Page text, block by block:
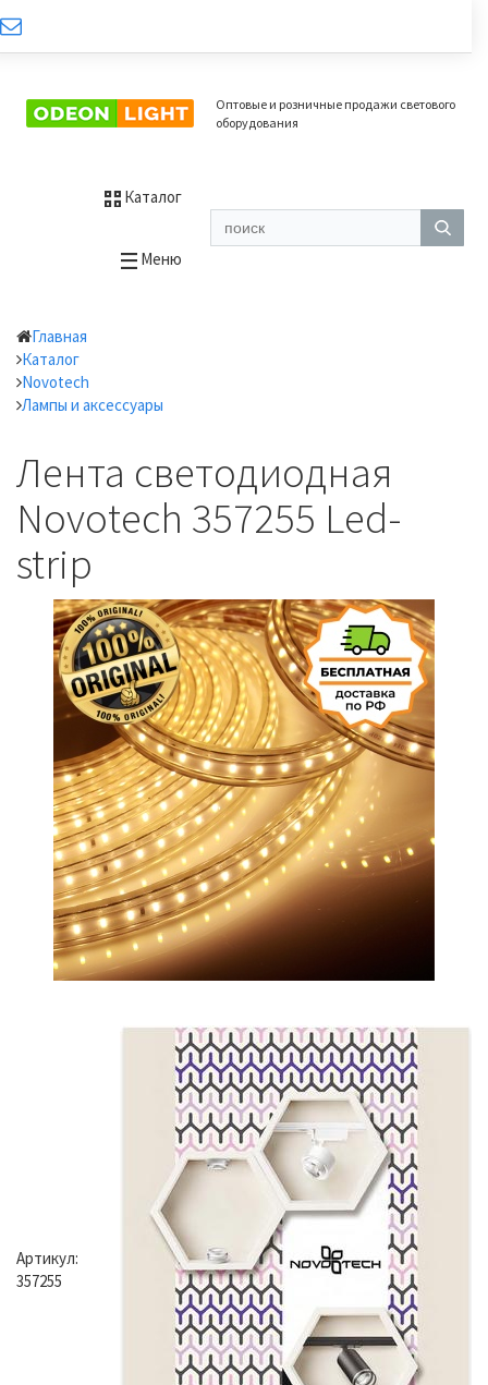
Оптовые и розничные продажи светового
оборудования
Каталог
Меню
Главная
Каталог
Novotech
Лампы и аксессуары
Лента светодиодная
Novotech 357255 Led-
strip
Артикул:
357255